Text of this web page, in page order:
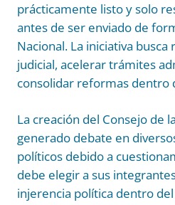
prácticamente listo y solo
antes de ser enviado de
Nacional. La iniciativa
judicial, acelerar trámites
consolidar reformas dentro
La creación del Consejo de
generado debate en
políticos debido a
debe elegir a sus
injerencia política dentro del